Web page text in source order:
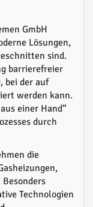
GmbH
Lösungen,
sind.
barrierefreier
bei der auf
werden kann.
einer Hand“
durch
die
Technologien